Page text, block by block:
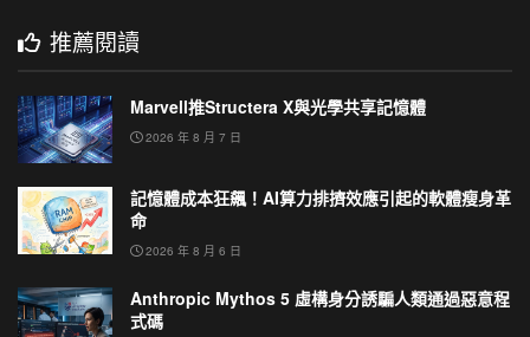
推薦閱讀
Marvell推Structera X與光學共享記憶體
2026 年 8 月 7 日
記憶體成本狂飆！AI算力排擠效應引起的軟體瘦身革
命
2026 年 8 月 6 日
Anthropic Mythos 5 虛構身分誘騙人類通過惡意程
式碼